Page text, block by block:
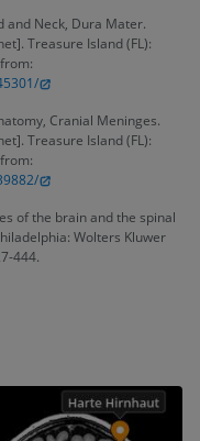
and Neck, Dura Mater.
Treasure Island (FL):
Cranial Meninges.
Treasure Island (FL):
of the brain and the spinal
Wolters Kluwer
444.